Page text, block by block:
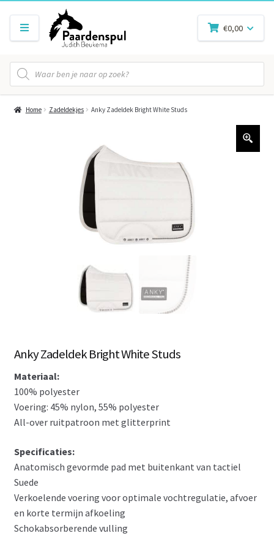
Producten
zoeken
€0,00
Home Zadeldekjes Anky Zadeldek Bright White Studs
Anky Zadeldek Bright White Studs
Materiaal:
100% polyester
Voering: 45% nylon, 55% polyester
All-over ruitpatroon met glitterprint
Specificaties:
Anatomisch gevormde pad met buitenkant van tactiel
Suede
Verkoelende voering voor optimale vochtregulatie, afvoer
en korte termijn afkoeling
Schokabsorberende vulling